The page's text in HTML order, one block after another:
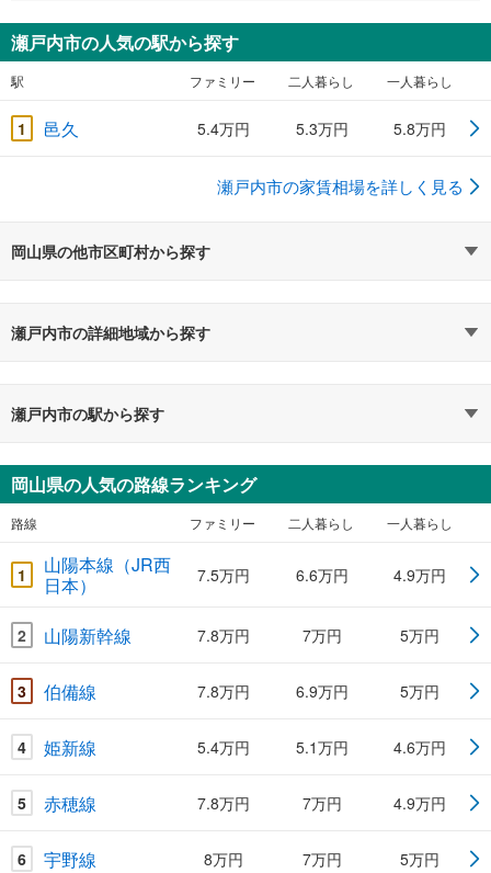
瀬戸内市の人気の駅から探す
駅 ファミリー 二人暮らし 一人暮らし
1 邑久 5.4万円 5.3万円 5.8万円
瀬戸内市の家賃相場を詳しく見る
岡山県の他市区町村から探す
瀬戸内市の詳細地域から探す
瀬戸内市の駅から探す
岡山県の人気の路線ランキング
路線 ファミリー 二人暮らし 一人暮らし
1
山陽本線（JR西
日本）
7.5万円 6.6万円 4.9万円
2 山陽新幹線 7.8万円 7万円 5万円
3 伯備線 7.8万円 6.9万円 5万円
4 姫新線 5.4万円 5.1万円 4.6万円
5 赤穂線 7.8万円 7万円 4.9万円
6 宇野線 8万円 7万円 5万円